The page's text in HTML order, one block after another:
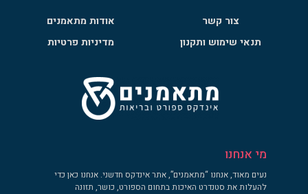
צור קשר
אודות מתאמנים
תנאי שימוש ותקנון
מדיניות פרטיות
מי אנחנו
נעים מאוד, אנחנו “מתאמנים”, אתר אינדקס חדשני. אנחנו כאן כדי
להעלות את סטנדרט האיכות בתחום הספורט, כושר, תזונה